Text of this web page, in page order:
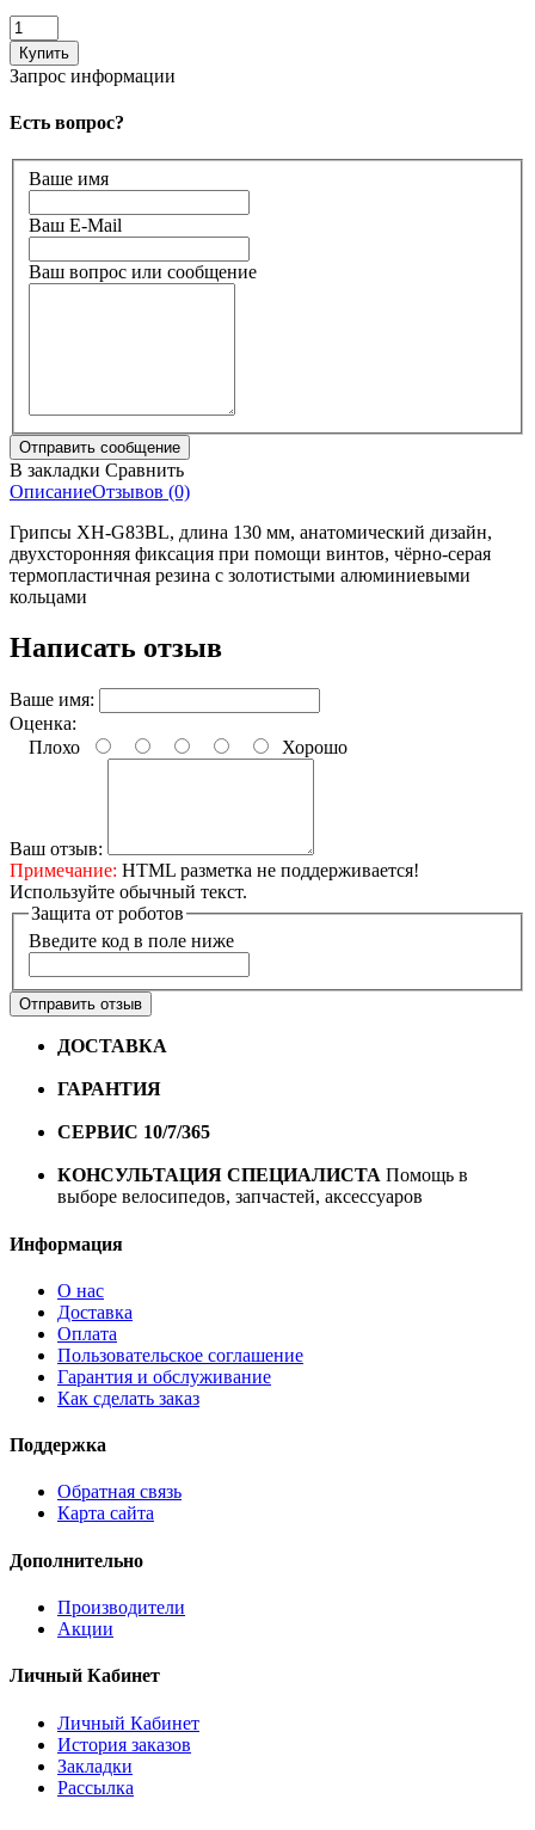
Запрос информации
Есть вопрос?
Ваше имя
Ваш E-Mail
Ваш вопрос или сообщение
В закладки Сравнить
ОписаниеОтзывов (0)
Грипсы XH-G83BL, длина 130 мм, анатомический дизайн,
двухсторонняя фиксация при помощи винтов, чёрно-серая
термопластичная резина с золотистыми алюминиевыми
кольцами
Написать отзыв
Ваше имя:
Оценка:
Плохо
Хорошо
Ваш отзыв:
Примечание: HTML разметка не поддерживается!
Используйте обычный текст.
Защита от роботов
Введите код в поле ниже
Отправить отзыв
ДОСТАВКА
ГАРАНТИЯ
СЕРВИС 10/7/365
КОНСУЛЬТАЦИЯ СПЕЦИАЛИСТА Помощь в
выборе велосипедов, запчастей, аксессуаров
Информация
О нас
Доставка
Оплата
Пользовательское соглашение
Гарантия и обслуживание
Как сделать заказ
Поддержка
Обратная связь
Карта сайта
Дополнительно
Производители
Акции
Личный Кабинет
Личный Кабинет
История заказов
Закладки
Рассылка